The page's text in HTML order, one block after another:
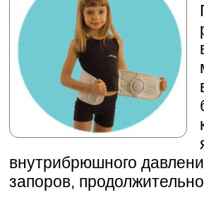
внутрибрюшного
запоров,